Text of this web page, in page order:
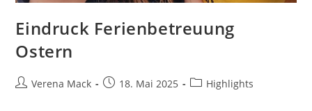
Eindruck Ferienbetreuung
Ostern
Beitrags-
Verena Mack
Beitrag18. Mai 2025
Beitrags-
Highlights